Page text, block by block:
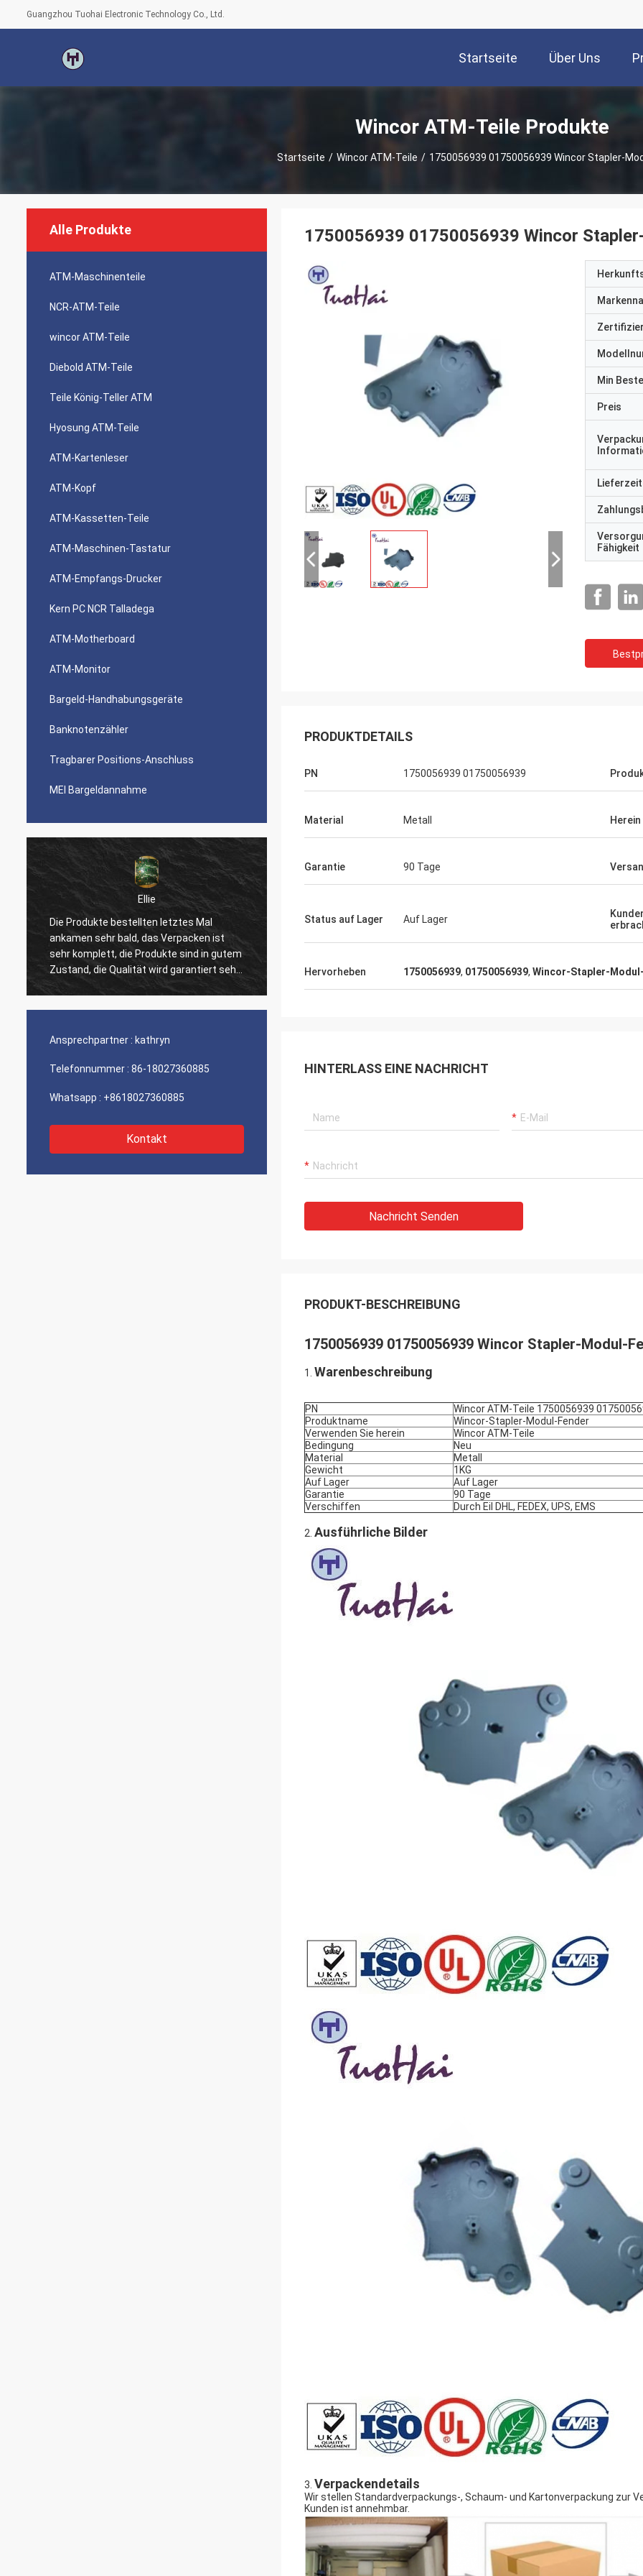
Guangzhou Tuohai Electronic Technology Co., Ltd.
Startseite Über Uns
Wincor ATM-Teile Produkte
Startseite / Wincor ATM-Teile / 1750056939 01750056939 Wincor Stapler-
Alle Produkte
ATM-Maschinenteile
NCR-ATM-Teile
wincor ATM-Teile
Diebold ATM-Teile
Teile König-Teller ATM
Hyosung ATM-Teile
ATM-Kartenleser
ATM-Kopf
ATM-Kassetten-Teile
ATM-Maschinen-Tastatur
ATM-Empfangs-Drucker
Kern PC NCR Talladega
ATM-Motherboard
ATM-Monitor
Bargeld-Handhabungsgeräte
Banknotenzähler
Tragbarer Positions-Anschluss
MEI Bargeldannahme
Ellie
Die Produkte bestellten letztes Mal
ankamen sehr bald, das Verpacken ist
sehr komplett, die Produkte sind in gutem
Zustand, die Qualität wird garantiert sehr,
der Produktpreis und Fracht sind, hoffen
Ihr Service ist sehr gut, die
fristgerechte und geduldige Antwort. Die
Ansprechpartner : kathryn
Telefonnummer : 86-18027360885
Whatsapp : +8618027360885
Kontakt
1750056939 01750056939 Wincor
Min
Preis
Lieferzeit
Fähigkeit
PRODUKTDETAILS
PN 1750056939 01750056939
Material Metall
Garantie 90 Tage
Status auf Lager Auf Lager
Hervorheben 1750056939, 01750056939, Wincor-Stapler-
HINTERLASS EINE NACHRICHT
Nachricht Senden
PRODUKT-BESCHREIBUNG
1750056939 01750056939 Wincor Stapler-Modul-
1. Warenbeschreibung
PN
Wincor ATM-Teile 1750056939
Produktname
Wincor-Stapler-Modul-Fender
Verwenden Sie herein
Wincor ATM-Teile
Bedingung
Neu
Material
Metall
Gewicht
1KG
Auf Lager
Auf Lager
Garantie
90 Tage
Verschiffen
Durch Eil DHL, FEDEX, UPS, EMS
2. Ausführliche Bilder
3. Verpackendetails
Wir stellen Standardverpackungs-, Schaum- und Kartonverpackung zur
Kunden ist annehmbar.